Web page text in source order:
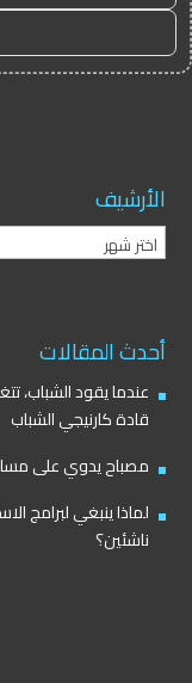
الأرشيف
الأرشيف
أحدث المقالات
عندما يقود الشباب،
قادة كارنيجي الشباب
مصباح يدوي على
لماذا ينبغي لبرامج
ناشئين؟